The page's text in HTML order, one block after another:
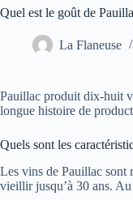
Quel est le goût de
La Flaneuse
Pauillac produit dix-huit
longue histoire de
Quels sont les
Les vins de Pauillac sont
vieillir jusqu’à 30 ans.